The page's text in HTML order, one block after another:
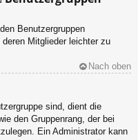
Benutzergruppen
Mitglieder leichter zu
Nach oben
sind, dient die
den Gruppenrang, der bei
Ein Administrator kann